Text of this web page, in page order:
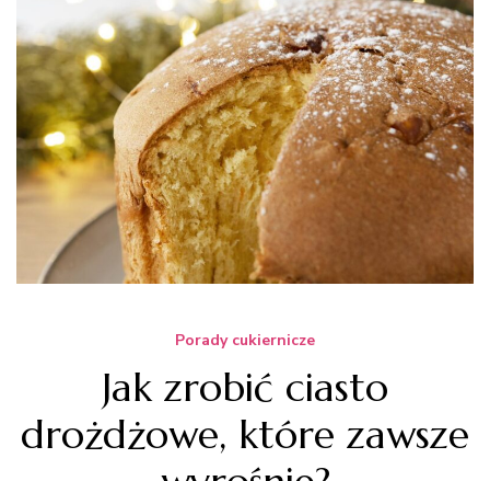
Porady cukiernicze
Jak zrobić ciasto
drożdżowe, które zawsze